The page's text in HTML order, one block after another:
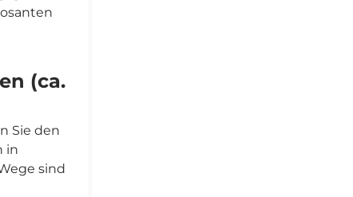
(ca.
Sie den
in
sind